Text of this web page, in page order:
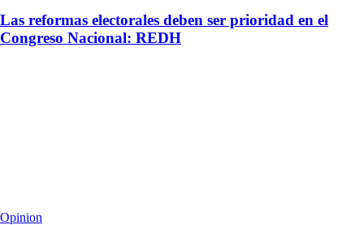
Las reformas electorales deben ser prioridad en el
Congreso Nacional: REDH
Opinion